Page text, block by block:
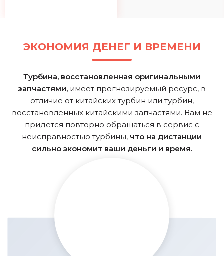
ЭКОНОМИЯ ДЕНЕГ И ВРЕМЕНИ
Турбина, восстановленная оригинальными
запчастями, имеет прогнозируемый ресурс, в
отличие от китайских турбин или турбин,
восстановленных китайскими запчастями. Вам не
придется повторно обращаться в сервис с
неисправностью турбины, что на дистанции
сильно экономит ваши деньги и время.